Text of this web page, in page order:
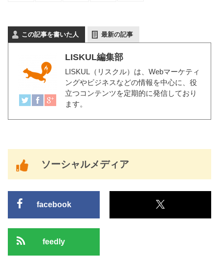
この記事を書いた人 最新の記事
LISKUL編集部
LISKUL（リスクル） は、Webマーケティ
ングやビジネスなどの情報を中心に、役
立つコンテンツを定期的に発信しており
ます。
ソーシャルメディア
facebook
feedly